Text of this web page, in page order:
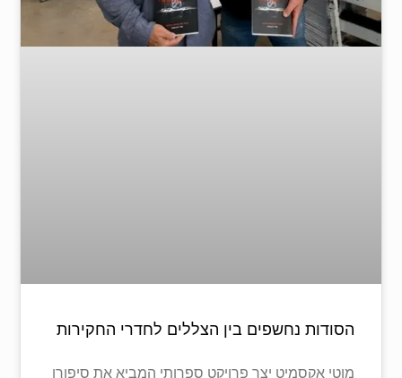
הסודות נחשפים בין הצללים לחדרי החקירות
מוטי אקסמיט יצר פרויקט ספרותי המביא את סיפורן